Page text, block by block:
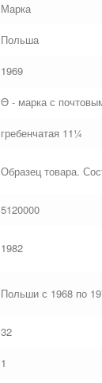
Марка
Польша
1969
Θ - марка с
гребенчатая 11¼
Образец товара.
5120000
1982
Польши с 1968 по
32
1